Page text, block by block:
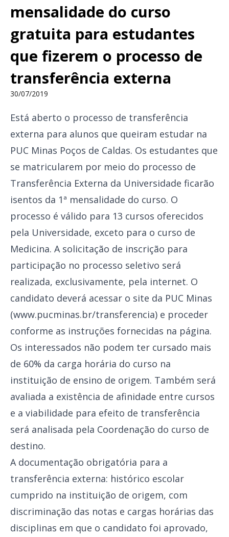
mensalidade do curso
gratuita para estudantes
que fizerem o processo de
transferência externa
30/07/2019
Está aberto o processo de transferência
externa para alunos que queiram estudar na
PUC Minas Poços de Caldas. Os estudantes que
se matricularem por meio do processo de
Transferência Externa da Universidade ficarão
isentos da 1ª mensalidade do curso. O
processo é válido para 13 cursos oferecidos
pela Universidade, exceto para o curso de
Medicina. A solicitação de inscrição para
participação no processo seletivo será
realizada, exclusivamente, pela internet. O
candidato deverá acessar o site da PUC Minas
(www.pucminas.br/transferencia) e proceder
conforme as instruções fornecidas na página.
Os interessados não podem ter cursado mais
de 60% da carga horária do curso na
instituição de ensino de origem. Também será
avaliada a existência de afinidade entre cursos
e a viabilidade para efeito de transferência
será analisada pela Coordenação do curso de
destino.
A documentação obrigatória para a
transferência externa: histórico escolar
cumprido na instituição de origem, com
discriminação das notas e cargas horárias das
disciplinas em que o candidato foi aprovado,